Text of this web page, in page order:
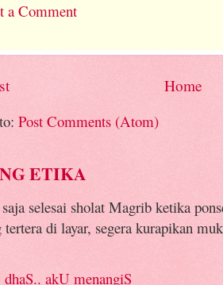
a Comment
Home
Post Comments (Atom)
ETIKA
selesai sholat Magrib ketika
tertera di layar, segera kurapikan
dhaS.. akU menangiS